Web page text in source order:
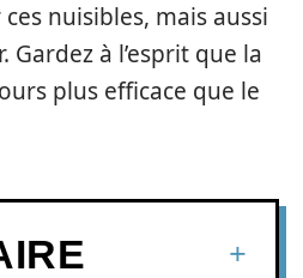
nuisibles, mais aussi
à l’esprit que la
plus efficace que le